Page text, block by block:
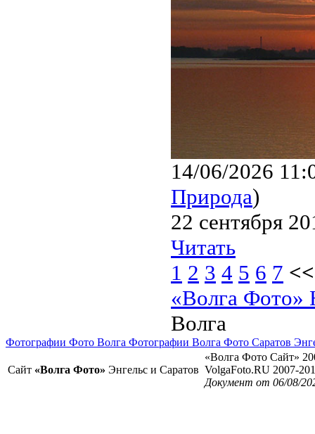
14/06/2026
Природа)
22 сентября
Читать
1 2 3 4 5 6 7
«Волга Фото»
Волга
Фотографии Фото Волга Фотографии Волга Фото Саратов
Сайт «Волга Фото» Энгельс и Саратов
«Волга Фото Сайт»
VolgaFoto.RU 2007-
Документ от 06/08/